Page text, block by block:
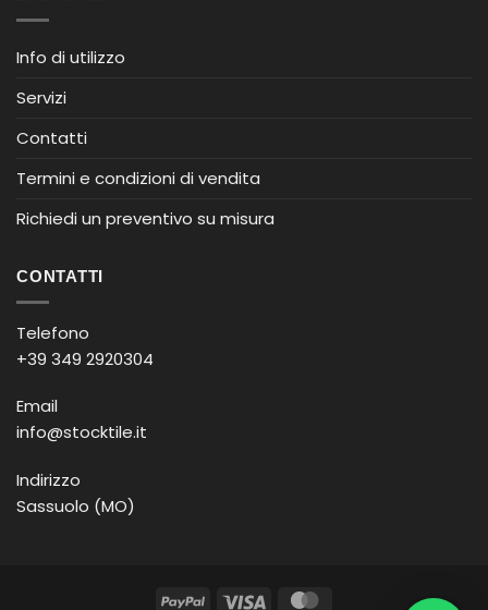
Info di utilizzo
Servizi
Contatti
Termini e condizioni di vendita
Richiedi un preventivo su misura
CONTATTI
Telefono
+39 349 2920304
Email
info@stocktile.it
Indirizzo
Sassuolo (MO)